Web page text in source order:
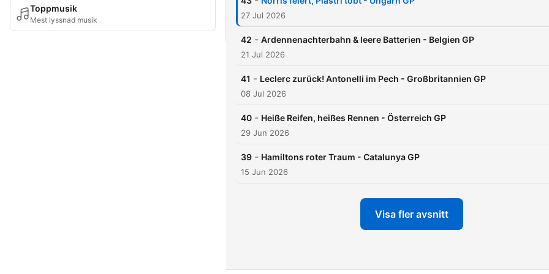
Toppmusik
Mest lyssnad musik 27 Jul 2026
42 - Ardennenachterbahn & leere Batterien - Belgien GP
21 Jul 2026
41 - Leclerc zurück! Antonelli im Pech - Großbritannien GP
08 Jul 2026
40 - Heiße Reifen, heißes Rennen - Österreich GP
29 Jun 2026
39 - Hamiltons roter Traum - Catalunya GP
15 Jun 2026
Visa fler avsnitt